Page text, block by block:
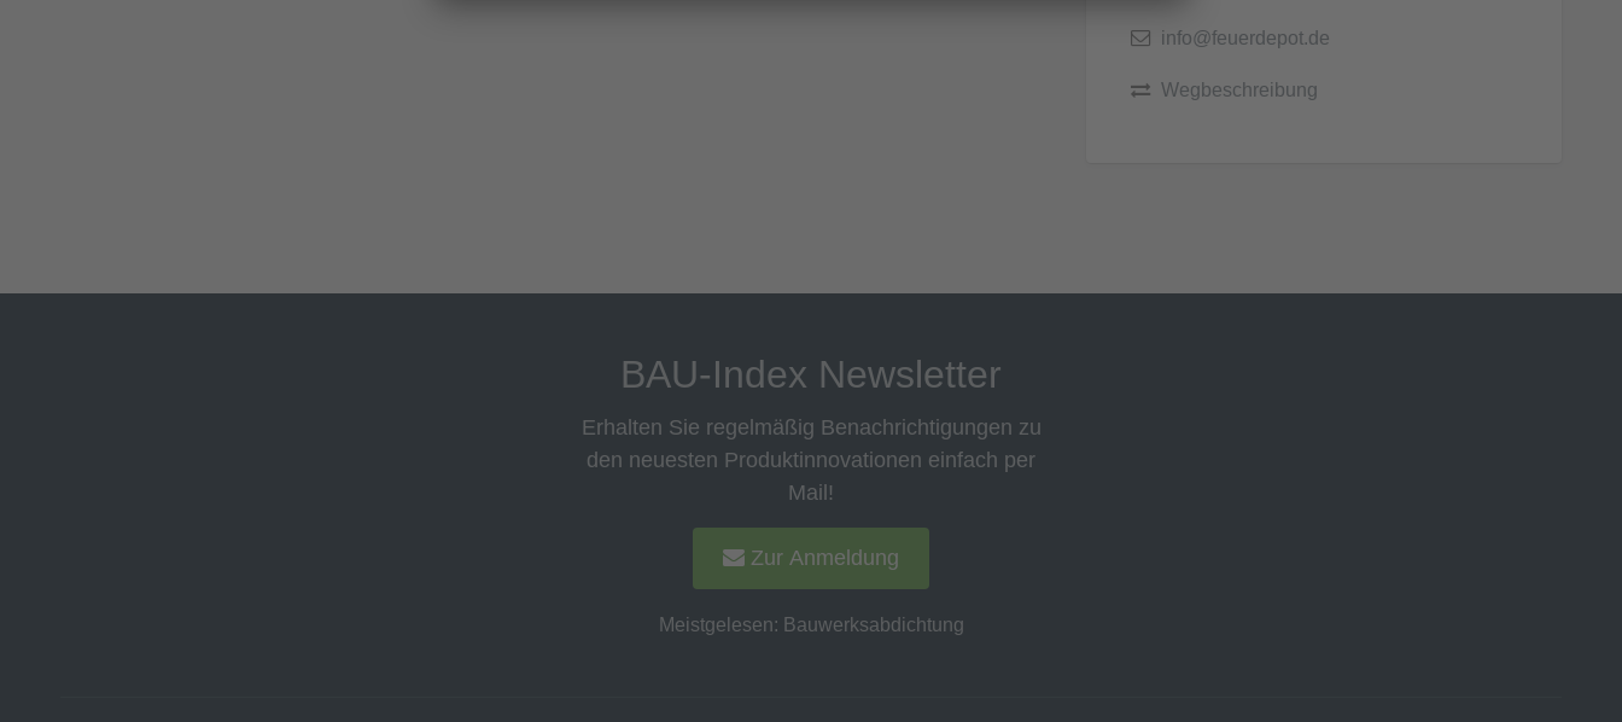
info@feuerdepot.de
Wegbeschreibung
BAU-Index Newsletter
Erhalten Sie regelmäßig Benachrichtigungen zu
den neuesten Produktinnovationen einfach per
Mail!
Zur Anmeldung
Meistgelesen: Bauwerksabdichtung